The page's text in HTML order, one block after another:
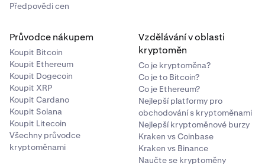
Předpovědi cen
Průvodce nákupem
Koupit Bitcoin
Koupit Ethereum
Koupit Dogecoin
Koupit XRP
Koupit Cardano
Koupit Solana
Koupit Litecoin
Všechny průvodce
kryptoměnami
Vzdělávání v oblasti
kryptoměn
Co je kryptoměna?
Co je to Bitcoin?
Co je Ethereum?
Nejlepší platformy pro
obchodování s kryptoměnami
Nejlepší kryptoměnové burzy
Kraken vs Coinbase
Kraken vs Binance
Naučte se kryptoměny